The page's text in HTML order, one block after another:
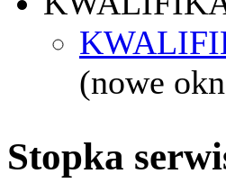
(nowe
Stopka